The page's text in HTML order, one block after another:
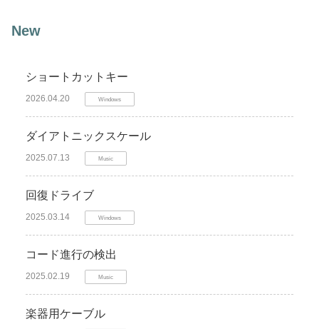
New
ショートカットキー
2026.04.20 Windows
ダイアトニックスケール
2025.07.13 Music
回復ドライブ
2025.03.14 Windows
コード進行の検出
2025.02.19 Music
楽器用ケーブル